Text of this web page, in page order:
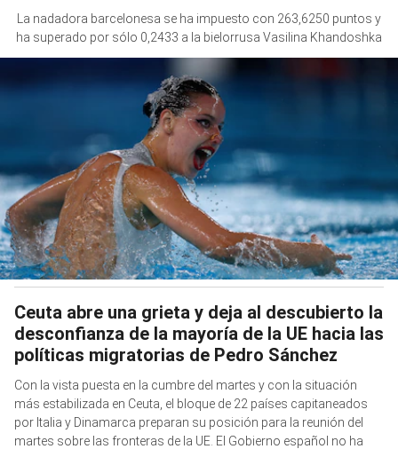
La nadadora barcelonesa se ha impuesto con 263,6250 puntos y
ha superado por sólo 0,2433 a la bielorrusa Vasilina Khandoshka
Ceuta abre una grieta y deja al descubierto la
desconfianza de la mayoría de la UE hacia las
políticas migratorias de Pedro Sánchez
Con la vista puesta en la cumbre del martes y con la situación
más estabilizada en Ceuta, el bloque de 22 países capitaneados
por Italia y Dinamarca preparan su posición para la reunión del
martes sobre las fronteras de la UE. El Gobierno español no ha